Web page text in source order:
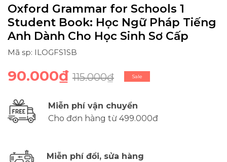
Oxford Grammar for Schools 1
Student Book: Học Ngữ Pháp Tiếng
Anh Dành Cho Học Sinh Sơ Cấp
Mã sp: ILOGFS1SB
90.000₫ 115.000₫ Sale
Miễn phí vận chuyển
Cho đơn hàng từ 499.000đ
Miễn phí đổi, sửa hàng